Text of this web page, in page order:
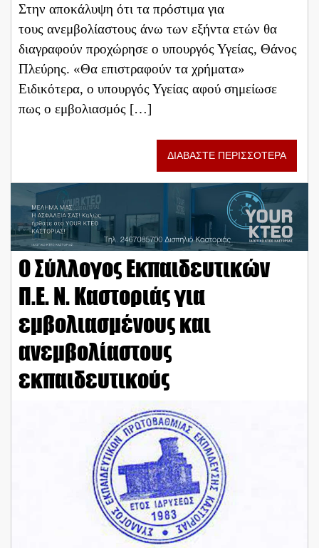
Στην αποκάλυψη ότι τα πρόστιμα για
τους ανεμβολίαστους άνω των εξήντα ετών θα
διαγραφούν προχώρησε ο υπουργός Υγείας, Θάνος
Πλεύρης. «Θα επιστραφούν τα χρήματα»
Ειδικότερα, ο υπουργός Υγείας αφού σημείωσε
πως ο εμβολιασμός […]
ΔΙΑΒΑΣΤΕ ΠΕΡΙΣΣΟΤΕΡΑ
Ο Σύλλογος Εκπαιδευτικών
Π.Ε. Ν. Καστοριάς για
εμβολιασμένους και
ανεμβολίαστους
εκπαιδευτικούς